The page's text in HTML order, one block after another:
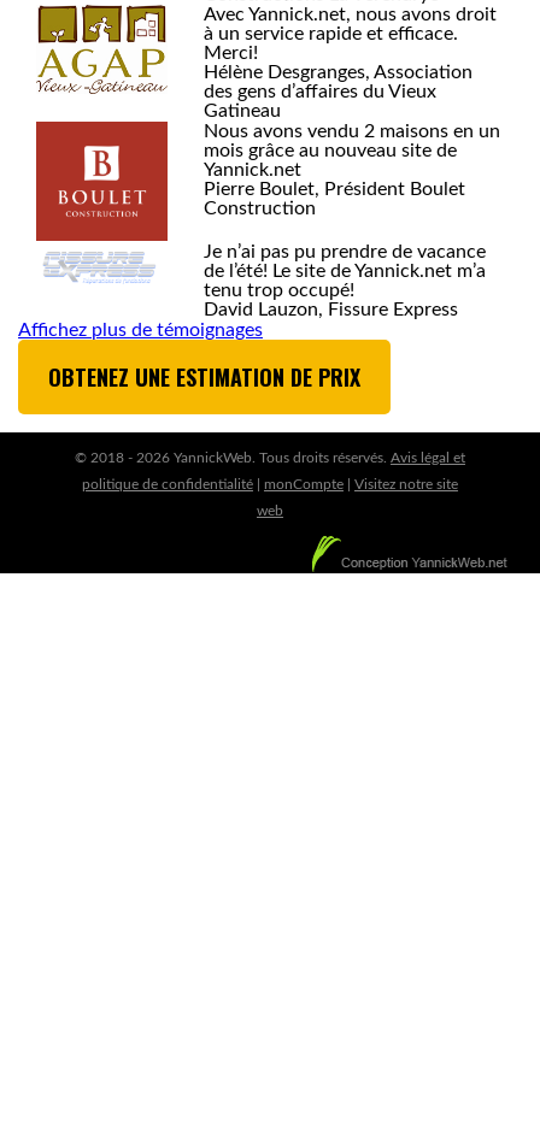
Avec Yannick.net, nous avons droit
à un service rapide et efficace.
Merci!
Hélène Desgranges, Association
des gens d’affaires du Vieux
Gatineau
Nous avons vendu 2 maisons en un
mois grâce au nouveau site de
Yannick.net
Pierre Boulet, Président Boulet
Construction
Je n’ai pas pu prendre de vacance
de l’été! Le site de Yannick.net m’a
tenu trop occupé!
David Lauzon, Fissure Express
Affichez plus de témoignages
OBTENEZ UNE ESTIMATION DE PRIX
© 2018 - 2026 YannickWeb. Tous droits réservés. Avis légal et
politique de confidentialité| monCompte| Visitez notre site
web